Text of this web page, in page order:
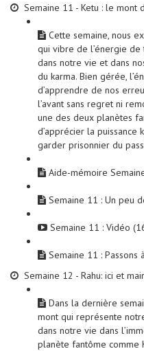
Semaine 11 - Ketu : le mont
Cette semaine, nous
qui vibre de l’énergie
dans notre vie et dans
du karma. Bien gérée,
d’apprendre de nos
l’avant sans regret ni
une des deux planètes
d’apprécier la puissance
garder prisonnier du
Aide-mémoire
Semaine 11 : Un peu
Semaine 11 : Vidéo
Semaine 11 : Passons
Semaine 12 - Rahu: ici et
Dans la dernière
mont qui représente
dans notre vie dans
planète fantôme comme